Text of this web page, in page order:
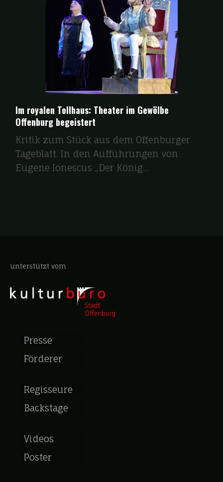
Im royalen Tollhaus: Theater im Gewölbe
Offenburg begeistert
Kritik zum Stück aus dem Offenburger
Tageblatt. In den Aufführungen von
Eugene Ionescus „Der König...
unterstützt vom
Presse
Förderer
Regisseure
Backstage
Videos
Poster